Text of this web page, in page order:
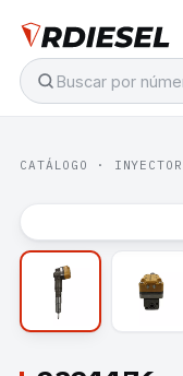
CATÁLOGO ·